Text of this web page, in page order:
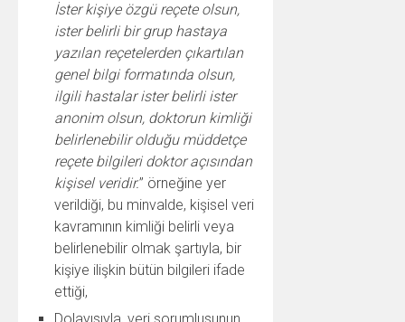
İster kişiye özgü reçete olsun,
ister belirli bir grup hastaya
yazılan reçetelerden çıkartılan
genel bilgi formatında olsun,
ilgili hastalar ister belirli ister
anonim olsun, doktorun kimliği
belirlenebilir olduğu müddetçe
reçete bilgileri doktor açısından
kişisel veridir.” örneğine yer
verildiği, bu minvalde, kişisel veri
kavramının kimliği belirli veya
belirlenebilir olmak şartıyla, bir
kişiye ilişkin bütün bilgileri ifade
ettiği,